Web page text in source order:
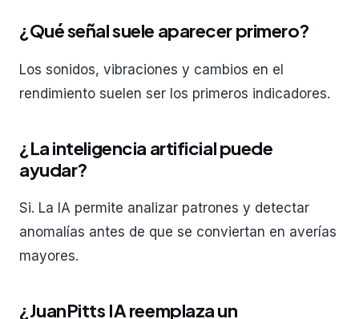
¿Qué señal suele aparecer primero?
Los sonidos, vibraciones y cambios en el
rendimiento suelen ser los primeros indicadores.
¿La inteligencia artificial puede
ayudar?
Si. La IA permite analizar patrones y detectar
anomalías antes de que se conviertan en averías
mayores.
¿JuanPitts IA reemplaza un